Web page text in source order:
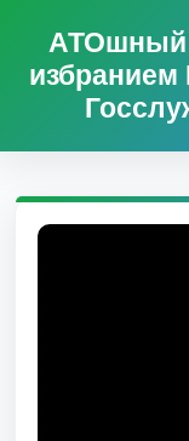
АТОшный
избранием